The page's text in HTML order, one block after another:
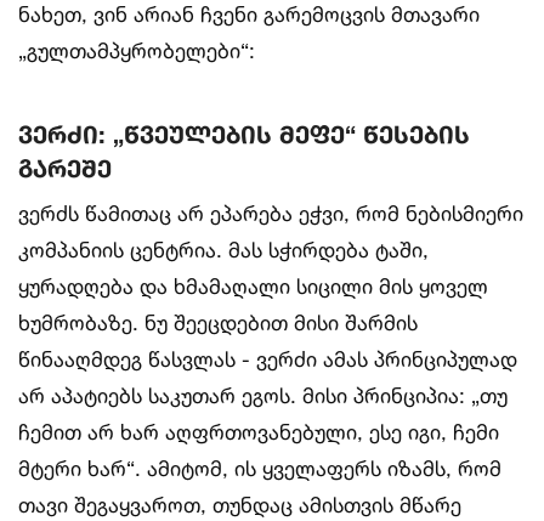
ნახეთ, ვინ არიან ჩვენი გარემოცვის მთავარი
„გულთამპყრობელები“:
ვერძი: „წვეულების მეფე“ წესების
გარეშე
ვერძს წამითაც არ ეპარება ეჭვი, რომ ნებისმიერი
კომპანიის ცენტრია. მას სჭირდება ტაში,
ყურადღება და ხმამაღალი სიცილი მის ყოველ
ხუმრობაზე. ნუ შეეცდებით მისი შარმის
წინააღმდეგ წასვლას - ვერძი ამას პრინციპულად
არ აპატიებს საკუთარ ეგოს. მისი პრინციპია: „თუ
ჩემით არ ხარ აღფრთოვანებული, ესე იგი, ჩემი
მტერი ხარ“. ამიტომ, ის ყველაფერს იზამს, რომ
თავი შეგაყვაროთ, თუნდაც ამისთვის მწარე